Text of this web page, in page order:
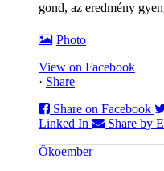
gond, az eredmény
Photo
View on Facebook
· Share
Share on Facebook
Linked In
Share by
Ökoember